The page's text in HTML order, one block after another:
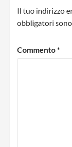
Il tuo indirizzo
obbligatori
Commento*